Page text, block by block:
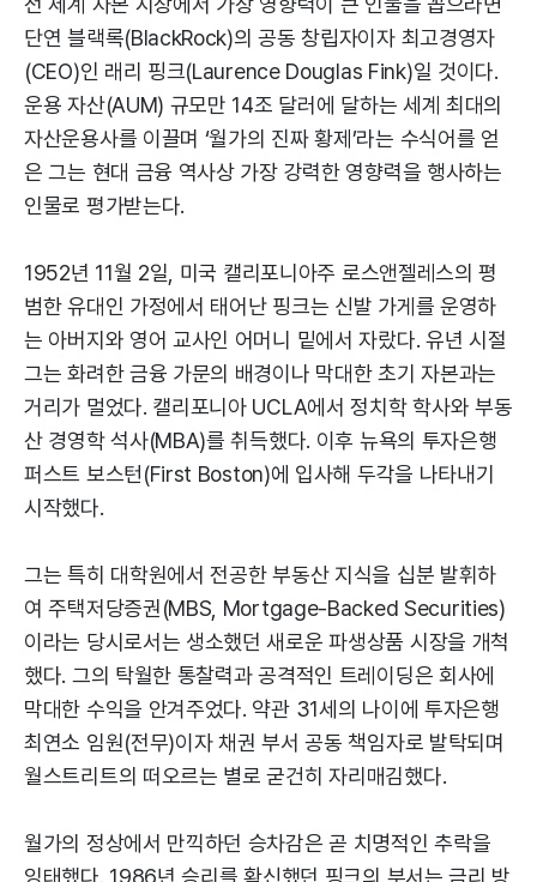
단연 블랙록(BlackRock)의 공동 창립자이자 최고경영자
(CEO)인 래리 핑크(Laurence Douglas Fink)일 것이다.
운용 자산(AUM) 규모만 14조 달러에 달하는 세계 최대의
자산운용사를 이끌며 ‘월가의 진짜 황제’라는 수식어를 얻
은 그는 현대 금융 역사상 가장 강력한 영향력을 행사하는
인물로 평가받는다.
1952년 11월 2일, 미국 캘리포니아주 로스앤젤레스의 평
범한 유대인 가정에서 태어난 핑크는 신발 가게를 운영하
는 아버지와 영어 교사인 어머니 밑에서 자랐다. 유년 시절
그는 화려한 금융 가문의 배경이나 막대한 초기 자본과는
거리가 멀었다. 캘리포니아 UCLA에서 정치학 학사와 부동
산 경영학 석사(MBA)를 취득했다. 이후 뉴욕의 투자은행
퍼스트 보스턴(First Boston)에 입사해 두각을 나타내기
시작했다.
그는 특히 대학원에서 전공한 부동산 지식을 십분 발휘하
여 주택저당증권(MBS, Mortgage-Backed Securities)
이라는 당시로서는 생소했던 새로운 파생상품 시장을 개척
했다. 그의 탁월한 통찰력과 공격적인 트레이딩은 회사에
막대한 수익을 안겨주었다. 약관 31세의 나이에 투자은행
최연소 임원(전무)이자 채권 부서 공동 책임자로 발탁되며
월스트리트의 떠오르는 별로 굳건히 자리매김했다.
월가의 정상에서 만끽하던 승차감은 곧 치명적인 추락을
잉태했다. 1986년 승리를 확신했던 핑크의 부서는 금리 방